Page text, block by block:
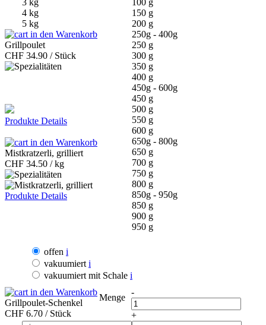
150 g
200 g
250g - 400g
250 g
300 g
350 g
400 g
450g - 600g
450 g
500 g
550 g
600 g
650g - 800g
650 g
700 g
750 g
800 g
850g - 950g
850 g
900 g
950 g
4 kg
5 kg
offen i
vakuumiert i
vakuumiert mit Schale i
-
+
Menge
in den Warenkorb
Grillpoulet
CHF 34.90 / Stück
Produkte Details
in den Warenkorb
Mistkratzerli, grilliert
CHF 34.50 / kg
Produkte Details
in den Warenkorb
Grillpoulet-Schenkel
CHF 6.70 / Stück